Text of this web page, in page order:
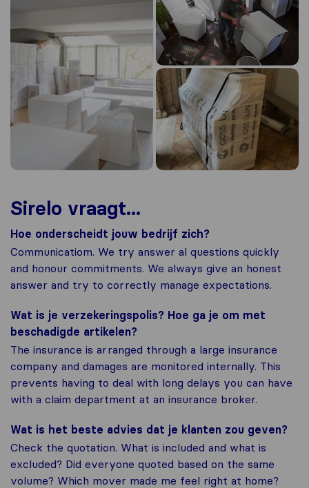
Sirelo vraagt...
Hoe onderscheidt jouw bedrijf zich?
Communicatiom. We try answer al questions quickly
and honour commitments. We always give an honest
answer and try to correctly manage expectations.
Wat is je verzekeringspolis? Hoe ga je om met
beschadigde artikelen?
The insurance is arranged through a large insurance
company and damages are monitored internally. This
prevents having to deal with long delays you can have
with a claim department at an insurance broker.
Wat is het beste advies dat je klanten zou geven?
Check the quotation. What is included and what is
excluded? Did everyone quoted based on the same
volume? Which mover made me feel right at home?